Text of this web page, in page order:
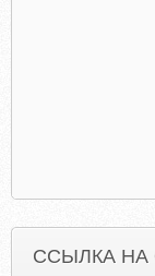
ССЫЛКА НА